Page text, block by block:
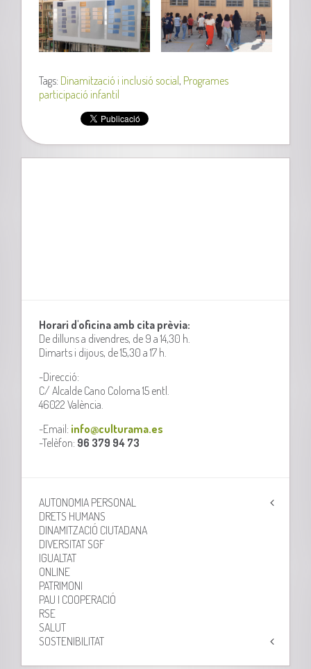
Tags: Dinamització i inclusió social, Programes
participació infantil
Horari d'oficina amb cita prèvia:
De dilluns a divendres, de 9 a 14,30 h.
Dimarts i dijous, de 15,30 a 17 h.
-Direcció:
C/ Alcalde Cano Coloma 15 entl.
46022 València.
-Email: info@culturama.es
-Telèfon: 96 379 94 73
AUTONOMIA PERSONAL
DRETS HUMANS
DINAMITZACIÓ CIUTADANA
DIVERSITAT SGF
IGUALTAT
ONLINE
PATRIMONI
PAU I COOPERACIÓ
RSE
SALUT
SOSTENIBILITAT